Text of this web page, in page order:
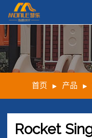
首页 产品
Rocket